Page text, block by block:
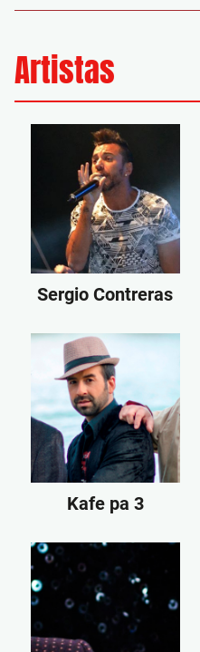
Artistas
Sergio Contreras
Kafe pa 3